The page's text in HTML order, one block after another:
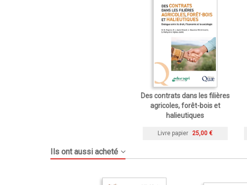
Des contrats dans les filières
agricoles, forêt-bois et
halieutiques
Livre papier 25,00 €
Ils ont aussi acheté